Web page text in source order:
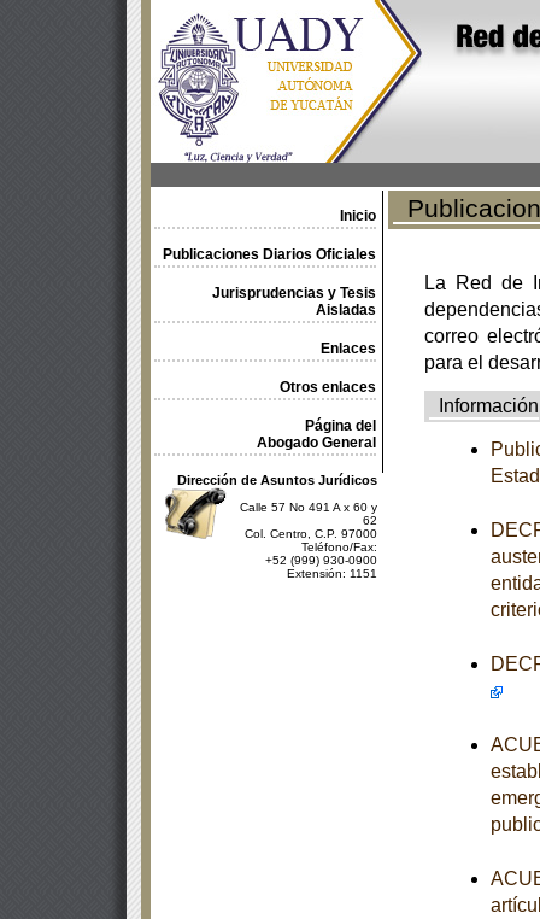
Inicio
Publicaciones Diarios Oficiales
Jurisprudencias y Tesis
Aisladas
Enlaces
Otros enlaces
Página del
Abogado General
Dirección de Asuntos Jurídicos
Calle 57 No 491 A x 60 y
62
Col. Centro, C.P. 97000
Teléfono/Fax:
+52 (999) 930-0900
Extensión: 1151
La Red de
correo
para el
Información